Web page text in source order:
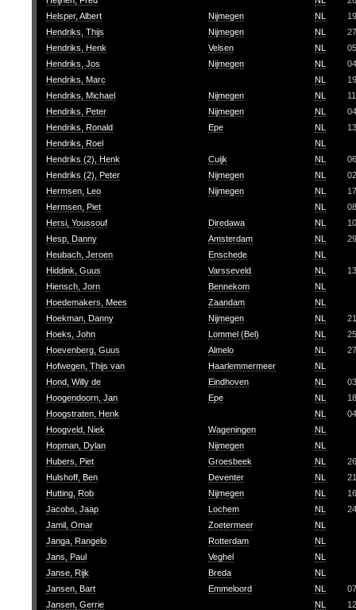
Helsper, Albert
Nijmegen NL
Hendriks, Thijs
Nijmegen NL
Hendriks, Henk
Velsen NL
Hendriks, Jos
Nijmegen NL
Hendriks, Marc
NL
Hendriks, Michael
Nijmegen NL
Hendriks, Peter
Nijmegen NL
Hendriks, Ronald
Epe NL
Hendriks, Roel
NL
Hendriks (2), Henk
Cuijk NL
Hendriks (2), Peter
Nijmegen NL
Hermsen, Leo
Nijmegen NL
Hermsen, Piet
NL
Hersi, Youssouf
Diredawa NL
Hesp, Danny
Amsterdam NL
Heubach, Jeroen
Enschede
NL
Hiddink, Guus
Varsseveld NL
Hiensch, Jorn
Bennekom
NL
Hoedemakers, Mees
Zaandam
NL
Hoekman, Danny
Nijmegen NL
Hoeks, John
Lommel (Bel) NL
Hoevenberg, Guus
Almelo NL
Hofwegen, Thijs van
Haarlemmermeer
NL
Hond, Willy de
Eindhoven NL
Hoogendoorn, Jan
Epe NL
Hoogstraten, Henk
NL
Hoogveld, Niek
Wageningen
NL
Hopman, Dylan
Nijmegen
NL
Hubers, Piet
Groesbeek NL
Hulshoff, Ben
Deventer NL
Hutting, Rob
Nijmegen NL
Jacobs, Jaap
Lochem NL
Jamil, Omar
Zoetermeer
NL
Janga, Rangelo
Rotterdam
NL
Jans, Paul
Veghel
NL
Janse, Rijk
Breda
NL
Jansen, Bart
Emmeloord NL
Jansen, Gerrie
NL